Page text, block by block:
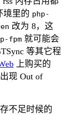
境里的 php-
改为 8，这
fpm 就可能会
等其它程
上购买的
现 Out of
不足时候的